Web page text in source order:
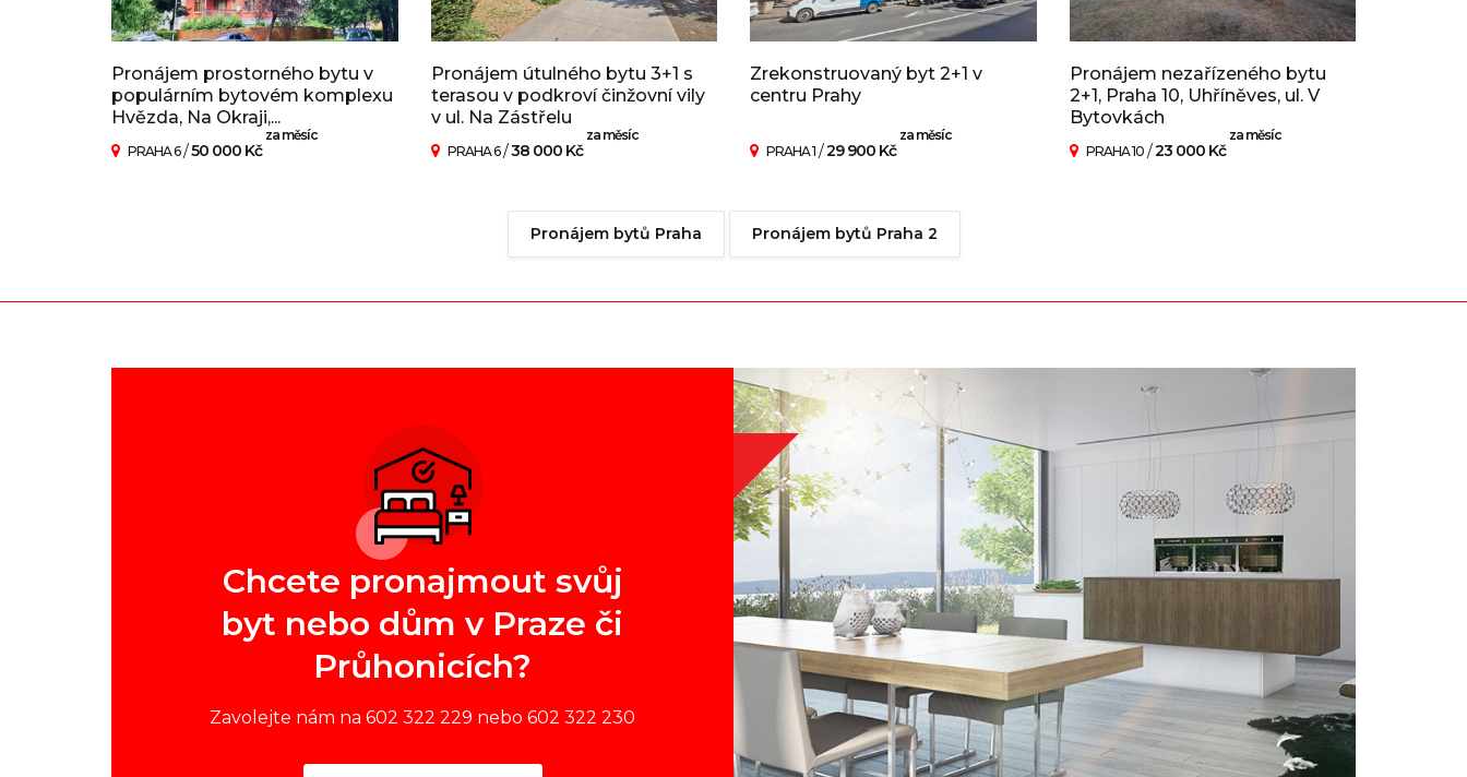
Pronájem prostorného bytu v
populárním bytovém komplexu
Hvězda, Na Okraji,...
PRAHA 6/50 000 Kč
za měsíc
Pronájem útulného bytu 3+1 s
terasou v podkroví činžovní vily
v ul. Na Zástřelu
PRAHA 6/38 000 Kč
za měsíc
Zrekonstruovaný byt 2+1 v
centru Prahy
PRAHA 1 /29 900 Kč
za měsíc
Pronájem nezařízeného bytu
2+1, Praha 10, Uhříněves, ul. V
Bytovkách
PRAHA 10/23 000 Kč
za měsíc
Pronájem bytů Praha Pronájem bytů Praha 2
Chcete pronajmout svůj
byt nebo dům v Praze či
Průhonicích?
Zavolejte nám na 602 322 229 nebo 602 322 230